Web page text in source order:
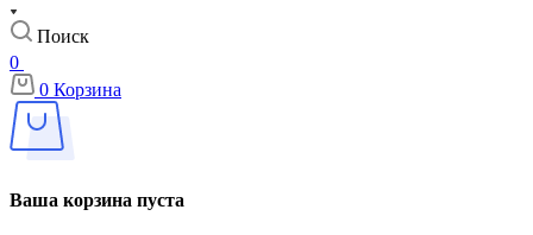
Поиск
0
0 Корзина
Ваша корзина пуста